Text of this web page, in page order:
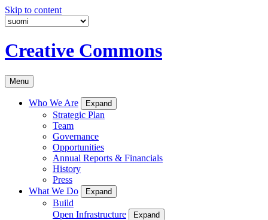
Skip to content
Creative Commons
Menu
Who We Are Expand
Strategic Plan
Team
Governance
Opportunities
Annual Reports & Financials
History
Press
What We Do
Expand
Build
Open Infrastructure
Expand